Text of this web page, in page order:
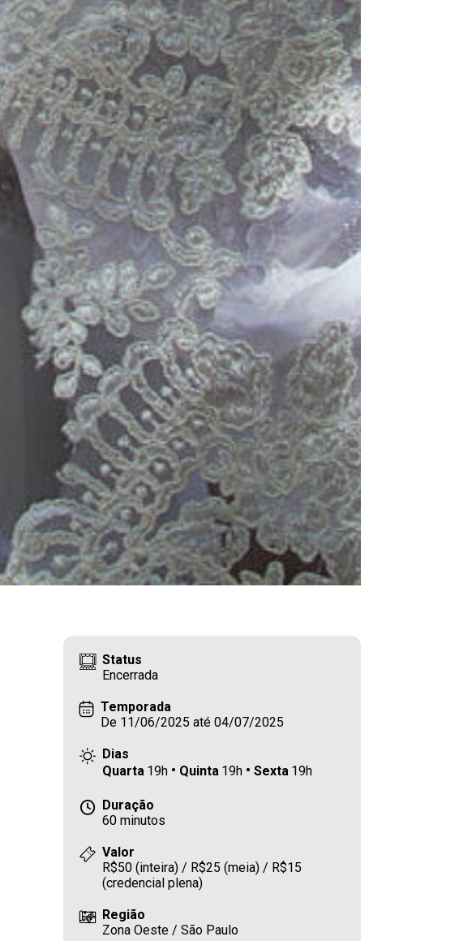
Status
Encerrada
Temporada
De 11/06/2025 até 04/07/2025
Dias
Quarta 19h Quinta 19h Sexta 19h
Duração
60 minutos
Valor
R$50 (inteira) / R$25 (meia) / R$15
(credencial plena)
Região
Zona Oeste / São Paulo